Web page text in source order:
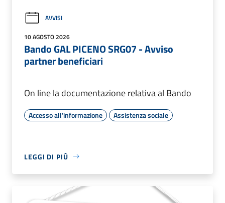
AVVISI
10 AGOSTO 2026
Bando GAL PICENO SRG07 - Avviso
partner beneficiari
On line la documentazione relativa al Bando
Accesso all'informazione Assistenza sociale
LEGGI DI PIÙ